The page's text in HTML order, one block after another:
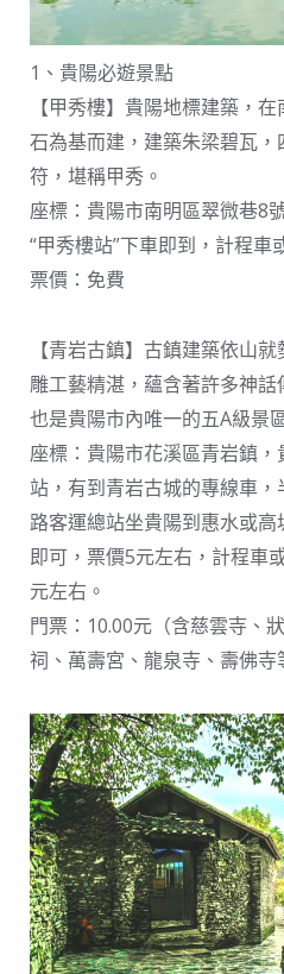
1、貴陽必遊景點
【甲秀樓】貴陽地標建築，
石為基而建，建築朱梁碧瓦
符，堪稱甲秀。
座標：貴陽市南明區翠微巷8
“甲秀樓站”下車即到，計程車
票價：免費
【青岩古鎮】古鎮建築依山
雕工藝精湛，蘊含著許多神話
也是貴陽市內唯一的五A級景
座標：貴陽市花溪區青岩鎮
站，有到青岩古城的專線車
路客運總站坐貴陽到惠水或
即可，票價5元左右，計程車
元左右。
門票：10.00元（含慈雲寺、
祠、萬壽宮、龍泉寺、壽佛寺